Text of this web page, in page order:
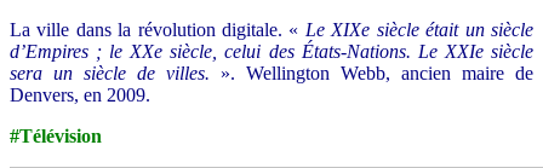
La ville dans la révolution digitale. « Le XIXe siècle était un siècle
d’Empires ; le XXe siècle, celui des États-Nations. Le XXIe siècle
sera un siècle de villes. ». Wellington Webb, ancien maire de
Denvers, en 2009.
#Télévision